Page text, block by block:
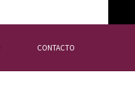
CONTACTO